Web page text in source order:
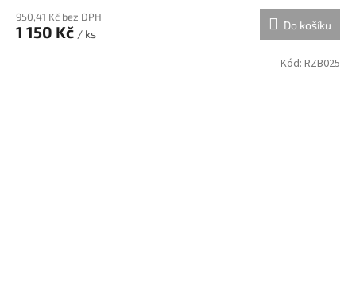
950,41 Kč bez DPH
1 150 Kč / ks
Do košíku
Kód: RZB025